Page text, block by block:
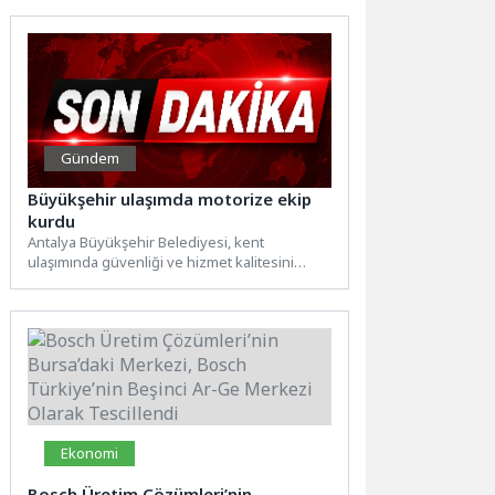
Gündem
Büyükşehir ulaşımda motorize ekip
kurdu
Antalya Büyükşehir Belediyesi, kent
ulaşımında güvenliği ve hizmet kalitesini
Ekonomi